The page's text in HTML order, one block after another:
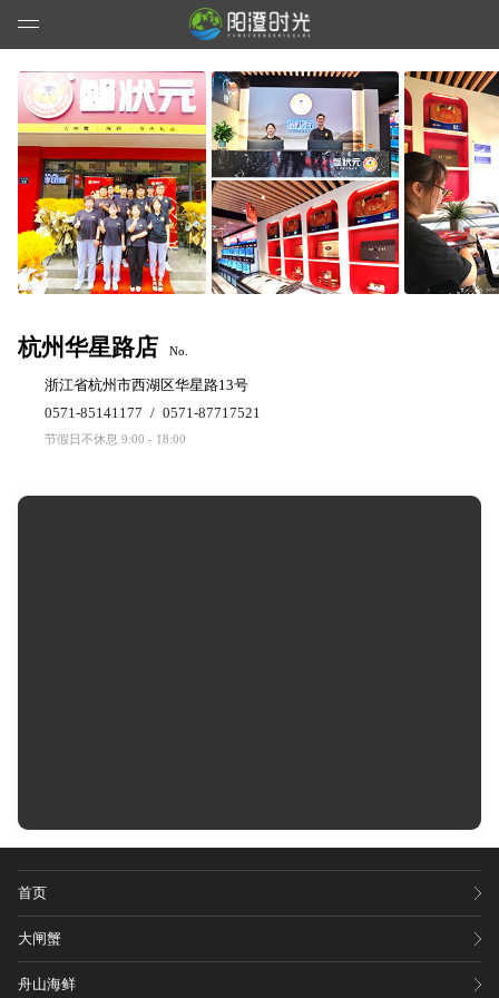
杭州华星路店 No.
浙江省杭州市西湖区华星路13号
0571-85141177 / 0571-87717521
节假日不休息 9:00 - 18:00
首页
大闸蟹
舟山海鲜